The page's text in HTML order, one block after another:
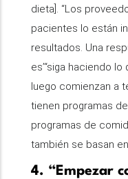
dieta]. “Los
pacientes lo están
resultados. Una
es’“siga haciendo
luego comienzan a
tienen programas
programas de
también se basan
4. “Empezar